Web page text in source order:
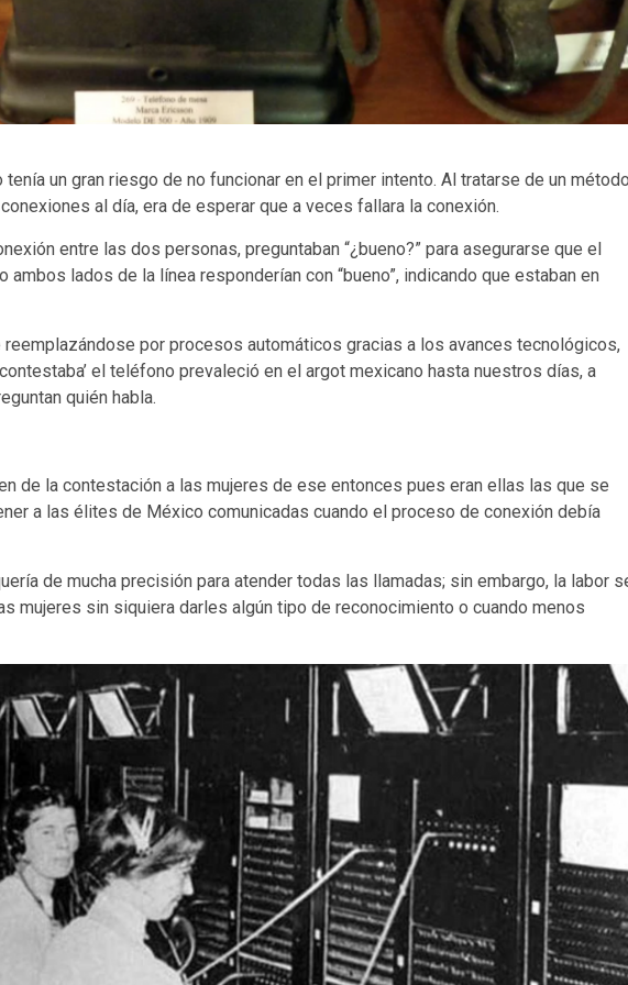
un gran riesgo de no funcionar en el primer intento. Al tratarse de un
al día, era de esperar que a veces fallara la conexión.
entre las dos personas, preguntaban “¿bueno?” para asegurarse que el
lados de la línea responderían con “bueno”, indicando que estaban en
por procesos automáticos gracias a los avances tecnológicos,
el teléfono prevaleció en el argot mexicano hasta nuestros días, a
quién habla.
de la contestación a las mujeres de ese entonces pues eran ellas las que se
a las élites de México comunicadas cuando el proceso de conexión debía
de mucha precisión para atender todas las llamadas; sin embargo, la labor
mujeres sin siquiera darles algún tipo de reconocimiento o cuando menos